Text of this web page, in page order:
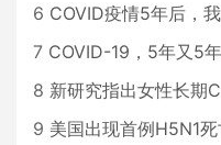
6 COVID疫情5年后，我
7 COVID-19，5年又5
8 新研究指出女性长期
9 美国出现首例H5N1